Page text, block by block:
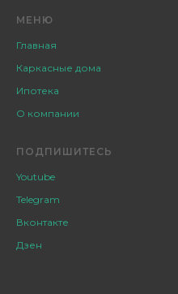
МЕНЮ
Главная
Каркасные дома
Ипотека
О компании
ПОДПИШИТЕСЬ
Youtube
Telegram
Вконтакте
Дзен